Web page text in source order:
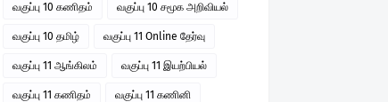
வகுப்பு 10 கணிதம் வகுப்பு 10 சமூக அறிவியல்
வகுப்பு 10 தமிழ் வகுப்பு 11 Online தேர்வு
வகுப்பு 11 ஆங்கிலம் வகுப்பு 11 இயற்பியல்
வகுப்பு 11 கணிதம் வகுப்பு 11 கணினி